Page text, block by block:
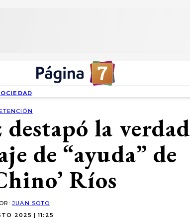
la verdad
de “ayuda” de
Ríos
JUAN SOTO
2025 | 11:25